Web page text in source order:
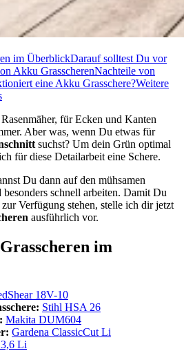
im ÜberblickDarauf solltest Du vor
Akku GrasscherenNachteile von
eine Akku Grasschere?Weitere
für Ecken und Kanten
Aber was, wenn Du etwas für
suchst? Um dein Grün optimal
für diese Detailarbeit eine Schere.
Du dann auf den mühsamen
schnell arbeiten. Damit Du
Verfügung stehen, stelle ich dir jetzt
ausführlich vor.
im
18V-10
Stihl HSA 26
Makita DUM604
Gardena ClassicCut Li
Li